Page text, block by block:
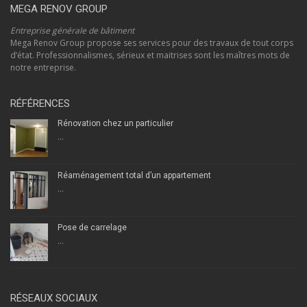
MEGA RENOV GROUP
Entreprise générale de bâtiment
Mega Renov Group propose ses services pour des travaux de tout corps
d’état. Professionnalismes, sérieux et maitrises sont les maîtres mots de
notre entreprise.
RÉFÉRENCES
Rénovation chez un particulier
...
Réaménagement total d’un appartement
...
Pose de carrelage
...
RÉSEAUX SOCIAUX